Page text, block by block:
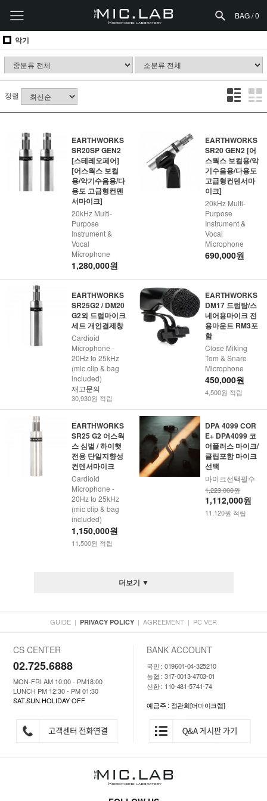
BAG /0
악기
정렬
EARTHWORKS
SR20SP GEN2
[스테레오페어]
[어스웍스 보컬
용/악기수음용/다
용도 고급형컨덴
서마이크]
20kHz Multi-
Purpose
Instrument &
Vocal
Microphone
1,280,000원
EARTHWORKS
SR20 GEN2 [어
스웍스 보컬용/악
기수음용/다용도
고급형컨덴서마
이크]
20kHz Multi-
Purpose
Instrument &
Vocal
Microphone
690,000원
EARTHWORKS
SR25G2 / DM20
G2외 드럼마이크
세트 개인결제창
Cardioid
Microphone -
20Hz to 25kHz
(mic clip & bag
included)
재고문의
30,930원 적립
EARTHWORKS
DM17 드럼탐/스
네어용마이크 전
용마운트 RM3포
함
Close Miking
Tom & Snare
Microphone
450,000원
4,500원 적립
EARTHWORKS
SR25 G2 어스웍
스 심벌 / 하이햇
전용 단일지향성
컨덴서마이크
Cardioid
Microphone -
20Hz to 25kHz
(mic clip & bag
included)
1,150,000원
11,500원 적립
DPA 4099 COR
E+ DPA4099 코
어플러스 마이크/
클립포함 마이크
선택
마이크선택필수
1,223,000원
1,112,000원
11,120원 적립
더보기 ▼
GUIDE | PRIVACY POLICY | AGREEMENT | PC VER
CS CENTER
02.725.6888
MON-FRI AM 10:00 - PM18:00
LUNCH PM 12:30 - PM 01:30
SAT.SUN.HOLIDAY OFF
BANK ACCOUNT
국민 : 019601-04-325210
농협 : 317-0013-4703-01
신한 : 110-481-5741-74
예금주 : 정관희[더마이크랩]